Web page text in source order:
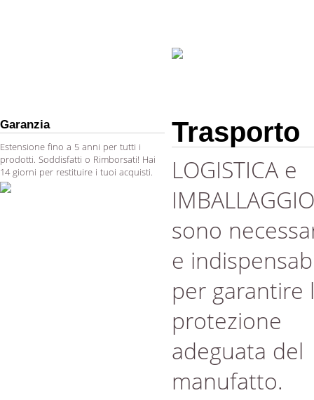
Garanzia
Estensione fino a 5 anni per tutti i
prodotti. Soddisfatti o Rimborsati! Hai
14 giorni per restituire i tuoi acquisti.
Trasporto
LOGISTICA e
IMBALLAGGIO
sono
e
per garantire
protezione
adeguata del
manufatto.